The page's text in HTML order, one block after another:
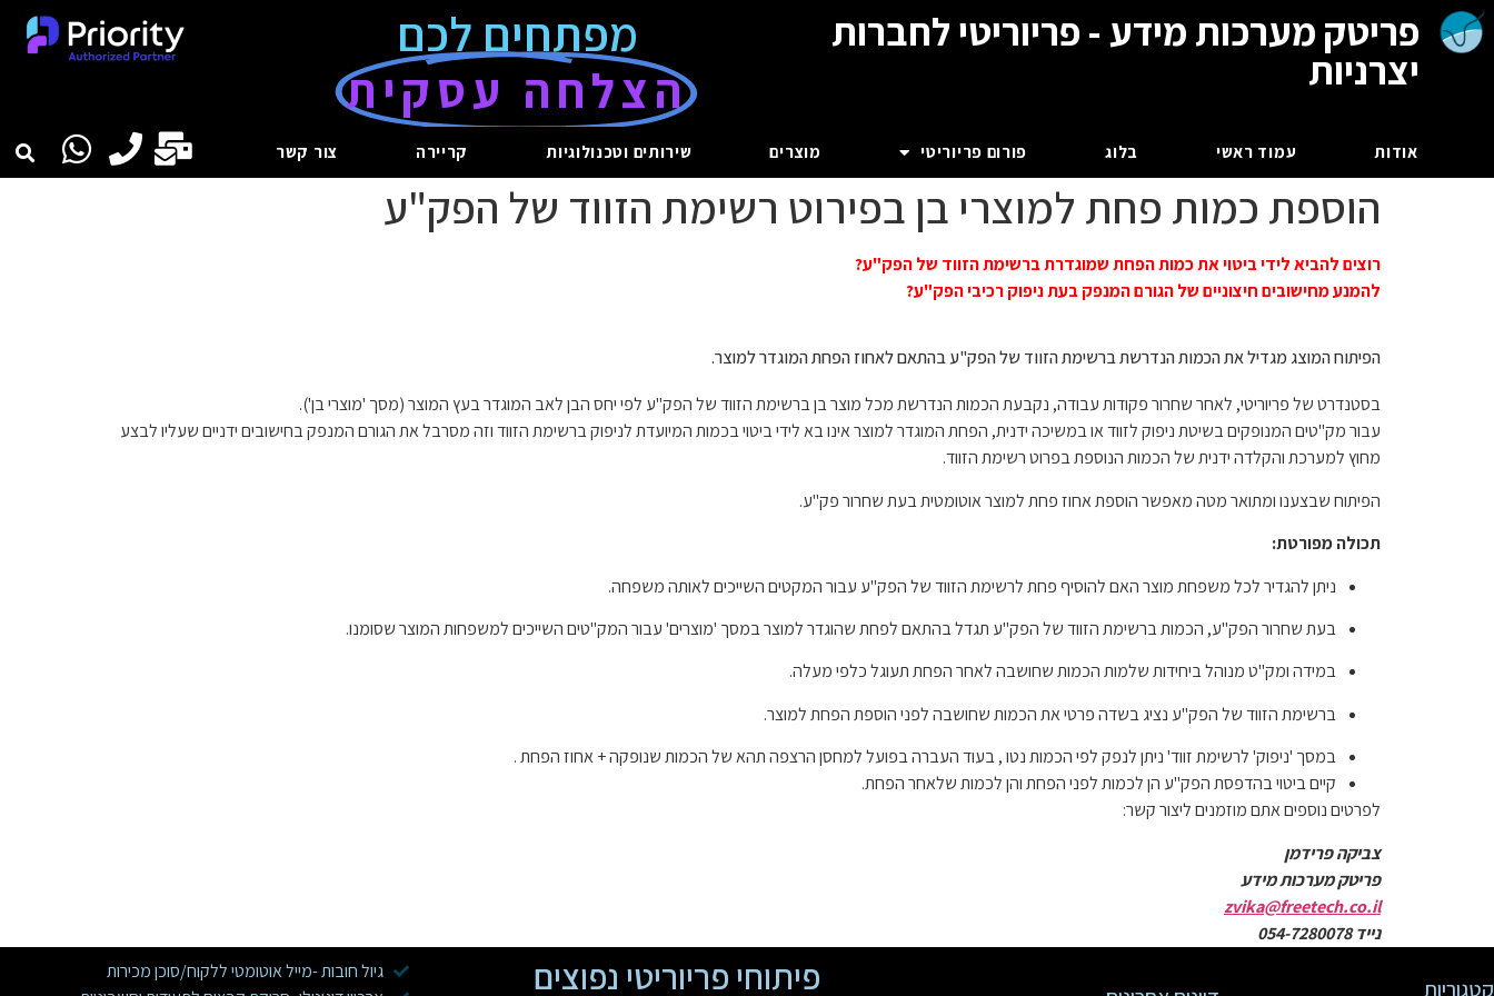
פריטק מערכות מידע - פריוריטי לחברות
יצרניות
מפתחים לכם
הצלחה עסקית
אודות עמוד ראשי בלוג פורום פריוריטי מוצרים שירותים וטכנולוגיות קריירה צור קשר
הוספת כמות פחת למוצרי בן בפירוט רשימת הזווד של הפק"ע
רוצים להביא לידי ביטוי את כמות הפחת שמוגדרת ברשימת הזווד של הפק"ע?
להמנע מחישובים חיצוניים של הגורם המנפק בעת ניפוק רכיבי הפק"ע?
הפיתוח המוצג מגדיל את הכמות הנדרשת ברשימת הזווד של הפק"ע בהתאם לאחוז הפחת המוגדר למוצר.
בסטנדרט של פריוריטי, לאחר שחרור פקודות עבודה, נקבעת הכמות הנדרשת מכל מוצר בן ברשימת הזווד של הפק"ע לפי יחס הבן לאב המוגדר בעץ המוצר (מסך 'מוצרי בן').
עבור מק"טים המנופקים בשיטת ניפוק לזווד או במשיכה ידנית, הפחת המוגדר למוצר אינו בא לידי ביטוי בכמות המיועדת לניפוק ברשימת הזווד וזה מסרבל את הגורם המנפק בחישובים ידניים שעליו לבצע
מחוץ למערכת והקלדה ידנית של הכמות הנוספת בפרוט רשימת הזווד.
הפיתוח שבצענו ומתואר מטה מאפשר הוספת אחוז פחת למוצר אוטומטית בעת שחרור פק"ע.
תכולה מפורטת:
ניתן להגדיר לכל משפחת מוצר האם להוסיף פחת לרשימת הזווד של הפק"ע עבור המקטים השייכים לאותה משפחה.
בעת שחרור הפק"ע, הכמות ברשימת הזווד של הפק"ע תגדל בהתאם לפחת שהוגדר למוצר במסך 'מוצרים' עבור המק"טים השייכים למשפחות המוצר שסומנו.
במידה ומק"ט מנוהל ביחידות שלמות הכמות שחושבה לאחר הפחת תעוגל כלפי מעלה.
ברשימת הזווד של הפק"ע נציג בשדה פרטי את הכמות שחושבה לפני הוספת הפחת למוצר.
במסך 'ניפוק' לרשימת זווד' ניתן לנפק לפי הכמות נטו , בעוד העברה בפועל למחסן הרצפה תהא של הכמות שנופקה + אחוז הפחת .
קיים ביטוי בהדפסת הפק"ע הן לכמות לפני הפחת והן לכמות שלאחר הפחת.
לפרטים נוספים אתם מוזמנים ליצור קשר:
צביקה פרידמן
פריטק מערכות מידע
zvika@freetech.co.il
נייד 054-7280078
קטגוריות פיתוחי פריוריטי נפוצים
גיול חובות -מייל אוטומטי ללקוח/סוכן מכירות